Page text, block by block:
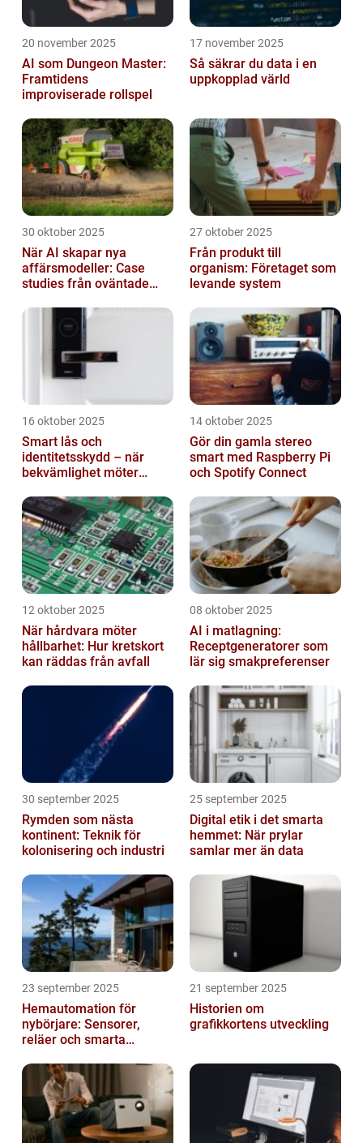
20 november 2025
AI som Dungeon Master:
Framtidens
improviserade rollspel
17 november 2025
Så säkrar du data i en
uppkopplad värld
30 oktober 2025
När AI skapar nya
affärsmodeller: Case
studies från oväntade
27 oktober 2025
Från produkt till
organism: Företaget som
levande system
16 oktober 2025
Smart lås och
identitetsskydd – när
bekvämlighet möter
14 oktober 2025
Gör din gamla stereo
smart med Raspberry Pi
och Spotify Connect
12 oktober 2025
När hårdvara möter
hållbarhet: Hur kretskort
kan räddas från avfall
08 oktober 2025
AI i matlagning:
Receptgeneratorer som
lär sig smakpreferenser
30 september 2025
Rymden som nästa
kontinent: Teknik för
kolonisering och industri
25 september 2025
Digital etik i det smarta
hemmet: När prylar
samlar mer än data
23 september 2025
Hemautomation för
nybörjare: Sensorer,
reläer och smarta
21 september 2025
Historien om
grafikkortens utveckling